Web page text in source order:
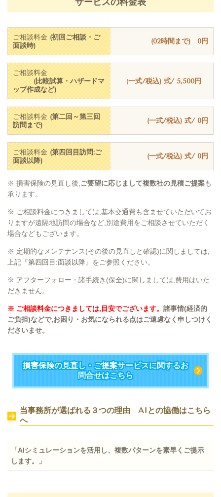
ご相談料金(初回ご相談・ご
面談時)
(02時間まで) 0円
ご相談料金
(比較試算・ハザードマ
ップ作成など)
(一式/税込) 式/ 5,500円
ご相談料金(第二回～第三回
訪問まで)
(一式/税込) 式/ 0円
ご相談料金(第四回目訪問:ご
面談以降)
(一式/税込) 式/ 0円
※ 損害保険の見直し後, ご要望に応じまして複数社の見積ご提案も
承ります。
※ ご相談料金につきましては,基本交通費も含ませていただいてお
りますが遠隔地訪問の場合など,別途費用をご相談させていただく
場合などもございます。
※ 定期的なメンテナンス(その後の見直しと確認)に関しましては,
上記『第四回目:面談以降』をご参照ください。
※ アフターフォロー・諸手続き(保全)に関しましては,費用はいた
だきません。
※ ご相談料金につきましては,目安でございます。 諸事情(経済的
ご負担)などで,お困り・お気になられる点はご遠慮なく申しつけく
ださいませ。
損害保険の見直し・ご提案サービスに関するお
問合せはこちら
当事務所が選ばれる３つの理由 AIとの協働はこちら
へ
「AIシミュレーションを活用し、複数パターンを素早くご提示
します。
」